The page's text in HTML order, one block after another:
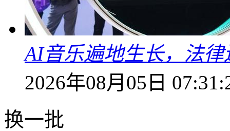
AI音乐遍地生长，法
2026年08月05日
换一批